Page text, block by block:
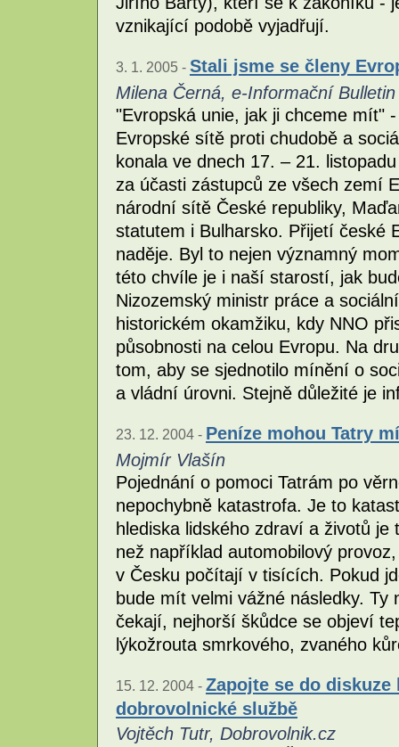
vznikající podobě vyjadřují.
3. 1. 2005 - Stali jsme se členy
Milena Černá, e-Informační
"Evropská unie, jak ji chceme mít"
Evropské sítě proti chudobě a
konala ve dnech 17. – 21.
za účasti zástupců ze všech zemí
národní sítě České republiky,
statutem i Bulharsko. Přijetí české
naděje. Byl to nejen významný
této chvíle je i naší starostí, jak
Nizozemský ministr práce a
historickém okamžiku, kdy NNO
působnosti na celou Evropu. Na
tom, aby se sjednotilo mínění o
a vládní úrovni. Stejně důležité je
23. 12. 2004 - Peníze mohou Tatry
Mojmír Vlašín
Pojednání o pomoci Tatrám po
nepochybně katastrofa. Je to
hlediska lidského zdraví a životů
než například automobilový
v Česku počítají v tisících. Pokud
bude mít velmi vážné následky.
čekají, nejhorší škůdce se objeví
lýkožrouta smrkového, zvaného
15. 12. 2004 - Zapojte se do diskuze
dobrovolnické službě
Vojtěch Tutr, Dobrovolnik.cz